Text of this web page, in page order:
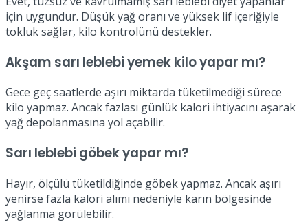
için uygundur. Düşük yağ oranı ve yüksek lif içeriğiyle
tokluk sağlar, kilo kontrolünü destekler.
Akşam sarı leblebi yemek kilo yapar mı?
Gece geç saatlerde aşırı miktarda tüketilmediği sürece
kilo yapmaz. Ancak fazlası günlük kalori ihtiyacını aşarak
yağ depolanmasına yol açabilir.
Sarı leblebi göbek yapar mı?
Hayır, ölçülü tüketildiğinde göbek yapmaz. Ancak aşırı
yenirse fazla kalori alımı nedeniyle karın bölgesinde
yağlanma görülebilir.